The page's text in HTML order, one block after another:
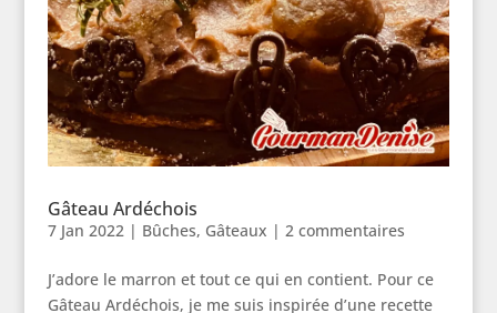
Gâteau Ardéchois
7 Jan 2022| Bûches, Gâteaux | 2 commentaires
J’adore le marron et tout ce qui en contient. Pour ce
Gâteau Ardéchois, je me suis inspirée d’une recette